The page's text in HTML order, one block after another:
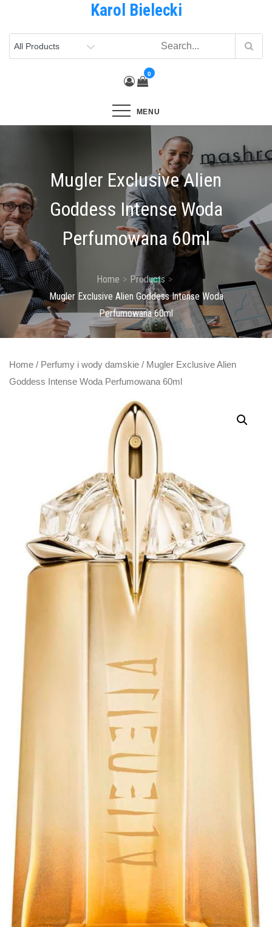
content
Karol Bielecki
0
MENU
Mugler Exclusive Alien
Goddess Intense Woda
Perfumowana 60ml
Home
Products
Mugler Exclusive Alien Goddess Intense Woda
Perfumowana 60ml
Home / Perfumy i wody damskie / Mugler Exclusive Alien
Goddess Intense Woda Perfumowana 60ml